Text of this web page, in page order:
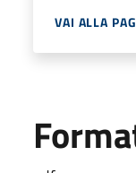
VAI ALLA